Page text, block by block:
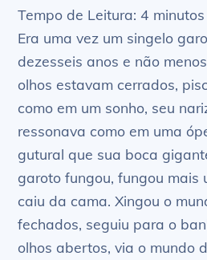
Tempo de Leitura: 4 minutos
Era uma vez um singelo
dezesseis anos e não
olhos estavam cerrados,
como em um sonho, seu
ressonava como em uma
gutural que sua boca
garoto fungou, fungou mais
caiu da cama. Xingou o
fechados, seguiu para o
olhos abertos, via o mundo